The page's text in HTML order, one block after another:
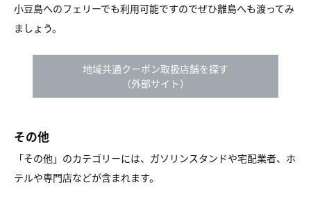
小豆島へのフェリーでも利用可能ですのでぜひ離島へも渡ってみ
ましょう。
地域共通クーポン取扱店舗を探す
（外部サイト）
その他
「その他」のカテゴリーには、ガソリンスタンドや宅配業者、ホ
テルや専門店などが含まれます。